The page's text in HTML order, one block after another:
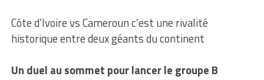
Côte d’Ivoire vs Cameroun c’est une rivalité
historique entre deux géants du continent
Un duel au sommet pour lancer le groupe B